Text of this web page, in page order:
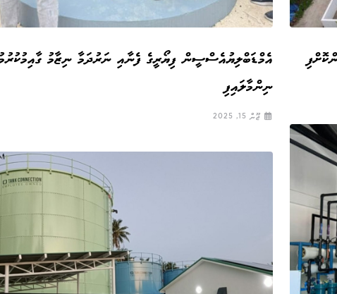
އެމްޑަބްލިޔުއެސްސީން ފިޔޯރީގެ ފެނާއި ނަރުދަމާ ނިޒާމު
ނިންމާލައިފި
ޖޫން 15, 2025